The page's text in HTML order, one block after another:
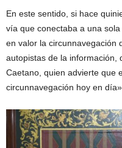
En este sentido, si hace
vía que conectaba a una
en valor la circunnavegación
autopistas de la información,
Caetano, quien advierte que
circunnavegación hoy en